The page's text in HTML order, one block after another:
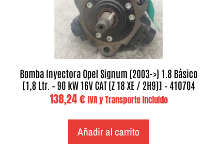
Bomba Inyectora Opel Signum (2003->) 1.8 Básico
[1,8 Ltr. – 90 kW 16V CAT (Z 18 XE / 2H9)] – 410704
138,24€ IVA y Transporte Incluido
Añadir al carrito